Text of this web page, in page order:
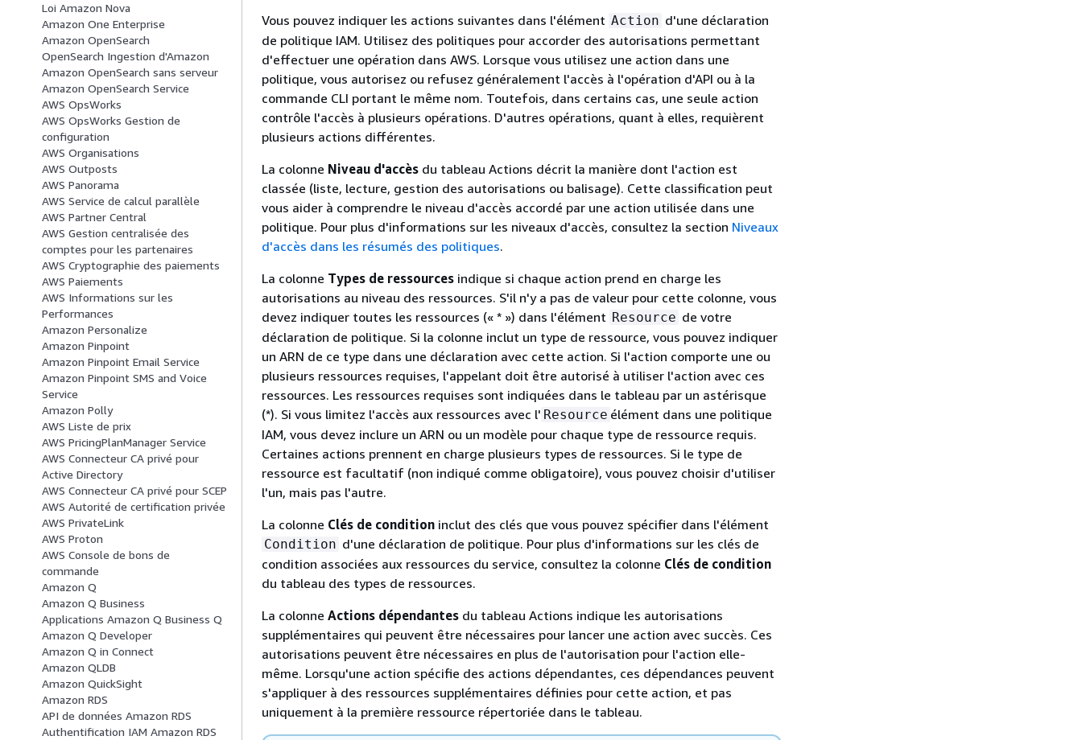
Loi Amazon Nova
Amazon One Enterprise
Amazon OpenSearch
OpenSearch Ingestion d'Amazon
Amazon OpenSearch sans serveur
Amazon OpenSearch Service
AWS OpsWorks
AWS OpsWorks Gestion de
configuration
AWS Organisations
AWS Outposts
AWS Panorama
AWS Service de calcul parallèle
AWS Partner Central
AWS Gestion centralisée des
comptes pour les partenaires
AWS Cryptographie des paiements
AWS Paiements
AWS Informations sur les
Performances
Amazon Personalize
Amazon Pinpoint
Amazon Pinpoint Email Service
Amazon Pinpoint SMS and Voice
Service
Amazon Polly
AWS Liste de prix
AWS PricingPlanManager Service
AWS Connecteur CA privé pour
Active Directory
AWS Connecteur CA privé pour SCEP
AWS Autorité de certification privée
AWS PrivateLink
AWS Proton
AWS Console de bons de
commande
Amazon Q
Amazon Q Business
Applications Amazon Q Business Q
Amazon Q Developer
Amazon Q in Connect
Amazon QLDB
Amazon QuickSight
Amazon RDS
API de données Amazon RDS
Authentification IAM Amazon RDS
Vous pouvez indiquer les actions suivantes dans l'élément Action d'une déclaration
de politique IAM. Utilisez des politiques pour accorder des autorisations permettant
d'effectuer une opération dans AWS. Lorsque vous utilisez une action dans une
politique, vous autorisez ou refusez généralement l'accès à l'opération d'API ou à la
commande CLI portant le même nom. Toutefois, dans certains cas, une seule action
contrôle l'accès à plusieurs opérations. D'autres opérations, quant à elles, requièrent
plusieurs actions différentes.
La colonne Niveau d'accès du tableau Actions décrit la manière dont l'action est
classée (liste, lecture, gestion des autorisations ou balisage). Cette classification peut
vous aider à comprendre le niveau d'accès accordé par une action utilisée dans une
politique. Pour plus d'informations sur les niveaux d'accès, consultez la section Niveaux
d'accès dans les résumés des politiques.
La colonne Types de ressources indique si chaque action prend en charge les
autorisations au niveau des ressources. S'il n'y a pas de valeur pour cette colonne, vous
devez indiquer toutes les ressources (« * ») dans l'élément Resource de votre
déclaration de politique. Si la colonne inclut un type de ressource, vous pouvez indiquer
un ARN de ce type dans une déclaration avec cette action. Si l'action comporte une ou
plusieurs ressources requises, l'appelant doit être autorisé à utiliser l'action avec ces
ressources. Les ressources requises sont indiquées dans le tableau par un astérisque
(*). Si vous limitez l'accès aux ressources avec l' Resource élément dans une politique
IAM, vous devez inclure un ARN ou un modèle pour chaque type de ressource requis.
Certaines actions prennent en charge plusieurs types de ressources. Si le type de
ressource est facultatif (non indiqué comme obligatoire), vous pouvez choisir d'utiliser
l'un, mais pas l'autre.
La colonne Clés de condition inclut des clés que vous pouvez spécifier dans l'élément
Condition d'une déclaration de politique. Pour plus d'informations sur les clés de
condition associées aux ressources du service, consultez la colonne Clés de condition
du tableau des types de ressources.
La colonne Actions dépendantes du tableau Actions indique les autorisations
supplémentaires qui peuvent être nécessaires pour lancer une action avec succès. Ces
autorisations peuvent être nécessaires en plus de l'autorisation pour l'action elle-
même. Lorsqu'une action spécifie des actions dépendantes, ces dépendances peuvent
s'appliquer à des ressources supplémentaires définies pour cette action, et pas
uniquement à la première ressource répertoriée dans le tableau.